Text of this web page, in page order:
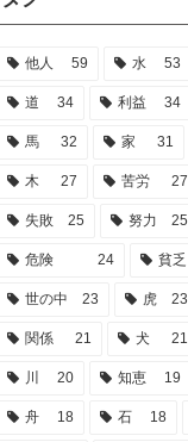
他人 59 水 53
道 34 利益 34
馬 32 家 31
木 27 苦労 27
失敗 25 努力 25
危険 24 貧乏
世の中 23 虎 23
関係 21 犬 21
川 20 知恵 19
舟 18 石 18